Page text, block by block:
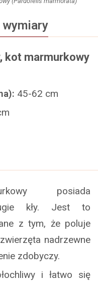
wymiary
kot marmurkowy
45-62 cm
posiada
kły. Jest to
z tym, że poluje
nadrzewne
zdobyczy.
i łatwo się